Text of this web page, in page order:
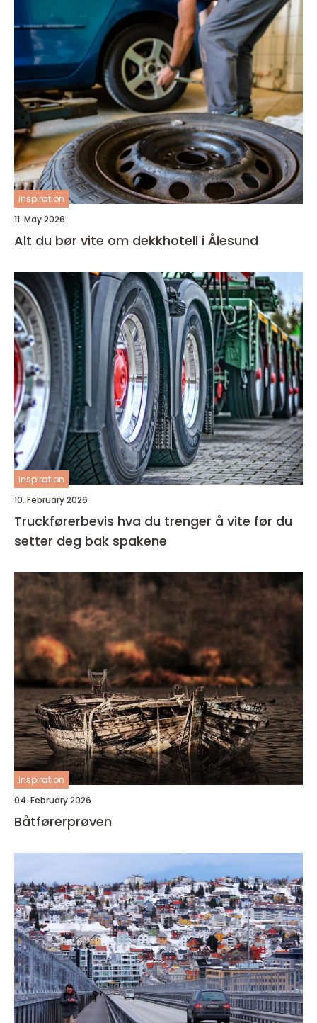
inspiration
11. May 2026
Alt du bør vite om dekkhotell i Ålesund
inspiration
10. February 2026
Truckførerbevis hva du trenger å vite før du
setter deg bak spakene
inspiration
04. February 2026
Båtførerprøven